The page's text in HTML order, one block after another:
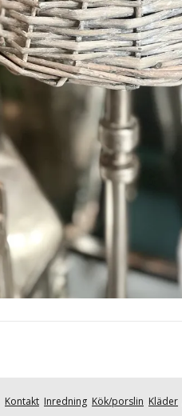
Kontakt Inredning Kök/porslin Kläder